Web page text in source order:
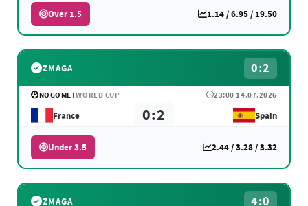
Over 1.5 1.14 / 6.95 / 19.50
ZMAGA 0:2
NOGOMETWORLD CUP 23:00 14.07.2026
France 0:2 Spain
Under 3.5 2.44 / 3.28 / 3.32
ZMAGA 4:0